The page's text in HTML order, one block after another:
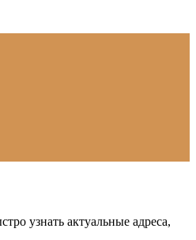
узнать актуальные адреса,